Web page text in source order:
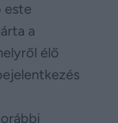
este
a
élő